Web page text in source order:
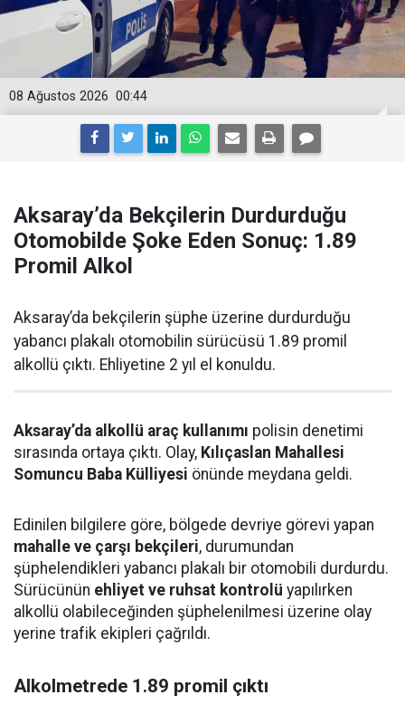
00:44
08 Ağustos 2026
Aksaray’da Bekçilerin Durdurduğu
Otomobilde Şoke Eden Sonuç: 1.89
Promil Alkol
Aksaray’da bekçilerin şüphe üzerine durdurduğu
yabancı plakalı otomobilin sürücüsü 1.89 promil
alkollü çıktı. Ehliyetine 2 yıl el konuldu.
Aksaray’da alkollü araç kullanımı polisin denetimi
sırasında ortaya çıktı. Olay, Kılıçaslan Mahallesi
Somuncu Baba Külliyesi önünde meydana geldi.
Edinilen bilgilere göre, bölgede devriye görevi yapan
mahalle ve çarşı bekçileri, durumundan
şüphelendikleri yabancı plakalı bir otomobili durdurdu.
Sürücünün ehliyet ve ruhsat kontrolü yapılırken
alkollü olabileceğinden şüphelenilmesi üzerine olay
yerine trafik ekipleri çağrıldı.
Alkolmetrede 1.89 promil çıktı